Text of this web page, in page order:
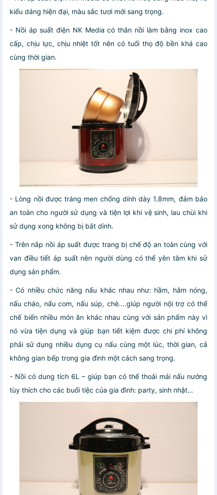
kiểu dáng hiện đại, màu sắc tươi mới sang trọng.
- Nồi áp suất điện NK Media có thân nồi làm bằng inox cao
cấp, chịu lực, chịu nhiệt tốt nên có tuổi thọ độ bền khá cao
cùng thời gian.
- Lòng nồi được tráng men chống dính dày 1.8mm, đảm bảo
an toàn cho người sử dụng và tiện lợi khi vệ sinh, lau chùi khi
sử dụng xong không bị bắt dính.
- Trên nắp nồi áp suất được trang bị chế độ an toàn cùng với
van điều tiết áp suất nên người dùng có thể yên tâm khi sử
dụng sản phẩm.
- Có nhiều chức năng nấu khác nhau như: hầm, hâm nóng,
nấu cháo, nấu com, nấu súp, chè….giúp người nội trợ có thể
chế biến nhiều món ăn khác nhau cùng với sản phẩm này vì
nó vừa tiện dụng và giúp bạn tiết kiệm được chi phí không
phải sử dụng nhiều dụng cụ nấu cùng một lúc, thời gian, cả
không gian bếp trong gia đình một cách sang trọng.
- Nồi có dung tích 6L – giúp bạn có thể thoải mái nấu nướng
tùy thích cho các buổi tiệc của gia đình: party, sinh nhật…